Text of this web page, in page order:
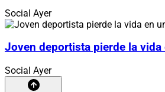
Social Ayer
Joven deportista pierde la vida
Social Ayer